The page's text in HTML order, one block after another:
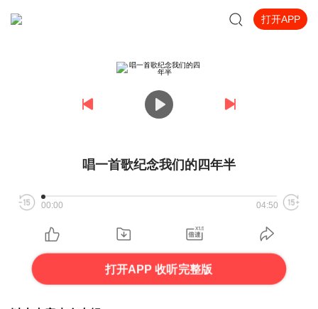
打开APP
唱一首歌纪念我们的四年半
00:00 04:50
打开APP 收听完整版